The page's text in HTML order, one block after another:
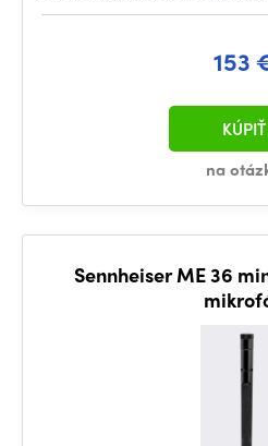
153
na
KÚPIŤ
Sennheiser ME 36